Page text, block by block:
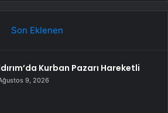
Son Eklenen
Kurban Pazarı Hareketli
9, 2026